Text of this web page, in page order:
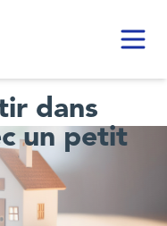
dans
un petit